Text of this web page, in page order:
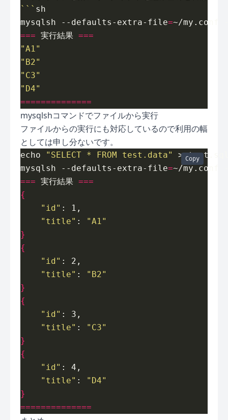
```
mysqlsh --defaults-extra-file=~/my.conf
=== 実行結果 ===
"A1"
"B2"
"C3"
"D4"
==============
mysqlshコマンドでファイルから実行
ファイルからの実行にも対応しているので利用の幅
としては申し分ないです。
echo
"SELECT * FROM test.data"
mysqlsh --defaults-extra-file=~/my.conf
=== 実行結果 ===
{
"id"
"title" :
"A1"
}
{
"id"
"title" :
"B2"
}
{
"id"
"title" :
"C3"
}
{
"id"
"title" :
"D4"
}
==============
Copy